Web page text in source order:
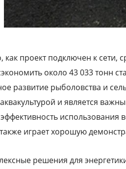
как проект подключен к сети,
около 43 033 тонн
развитие рыболовства и
и является
использования
играет хорошую
решения для